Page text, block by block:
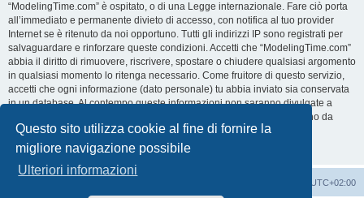
Questo sito utilizza cookie al fine di fornire la
migliore navigazione possibile
Ulteriori informazioni
“ModelingTime.com” è ospitato, o di una Legge internazionale. Fare ciò porta
all’immediato e permanente divieto di accesso, con notifica al tuo provider
Internet se è ritenuto da noi opportuno. Tutti gli indirizzi IP sono registrati per
salvaguardare e rinforzare queste condizioni. Accetti che “ModelingTime.com”
abbia il diritto di rimuovere, riscrivere, spostare o chiudere qualsiasi argomento
in qualsiasi momento lo ritenga necessario. Come fruitore di questo servizio,
accetti che ogni informazione (dato personale) tu abbia inviato sia conservata
in un database. Al contempo queste informazioni non saranno divulgate a
nessuno senza il tuo consenso, né “ModelingTime.com” o phpBB sono da
ritenersi responsabili per qualsiasi violazione al sistema che possa
compromettere queste informazioni.
UTC+02:00